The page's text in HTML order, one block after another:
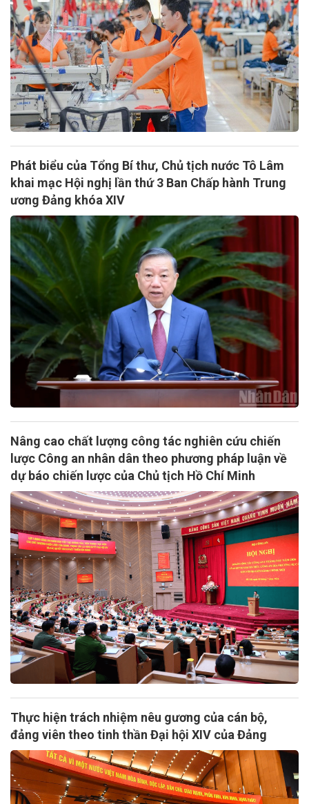
Phát biểu của Tổng Bí thư, Chủ tịch nước Tô Lâm
khai mạc Hội nghị lần thứ 3 Ban Chấp hành Trung
ương Đảng khóa XIV
Nâng cao chất lượng công tác nghiên cứu chiến
lược Công an nhân dân theo phương pháp luận về
dự báo chiến lược của Chủ tịch Hồ Chí Minh
Thực hiện trách nhiệm nêu gương của cán bộ,
đảng viên theo tinh thần Đại hội XIV của Đảng